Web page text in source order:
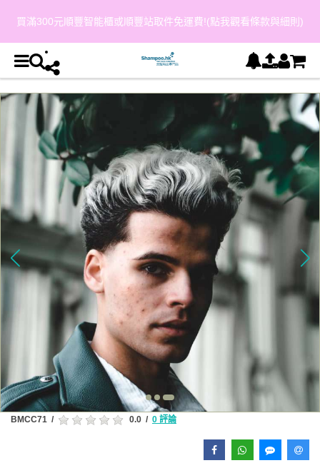
買滿300元順豐智能櫃或順豐站取件免運費!(點我觀看條款與細則)
BMCC71 / 0.0 / 0 評論